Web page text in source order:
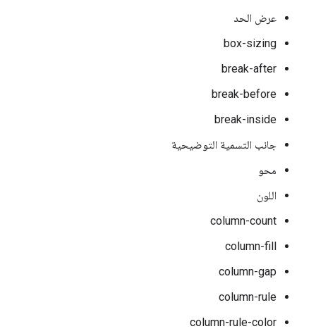
عرض الحد
box-sizing
break-after
break-before
break-inside
جانب التسمية التوضيحية
محو
اللون
column-count
column-fill
column-gap
column-rule
column-rule-color